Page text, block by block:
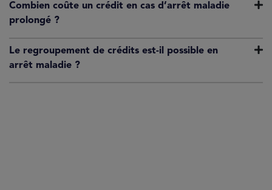
Combien coûte un crédit en cas d’arrêt maladie
prolongé ?
Le regroupement de crédits est-il possible en
arrêt maladie ?